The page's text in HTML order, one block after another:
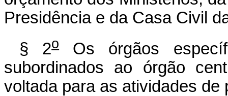
Presidência e da Casa Civil
§ 2oOs órgãos
subordinados ao órgão
voltada para as atividades de